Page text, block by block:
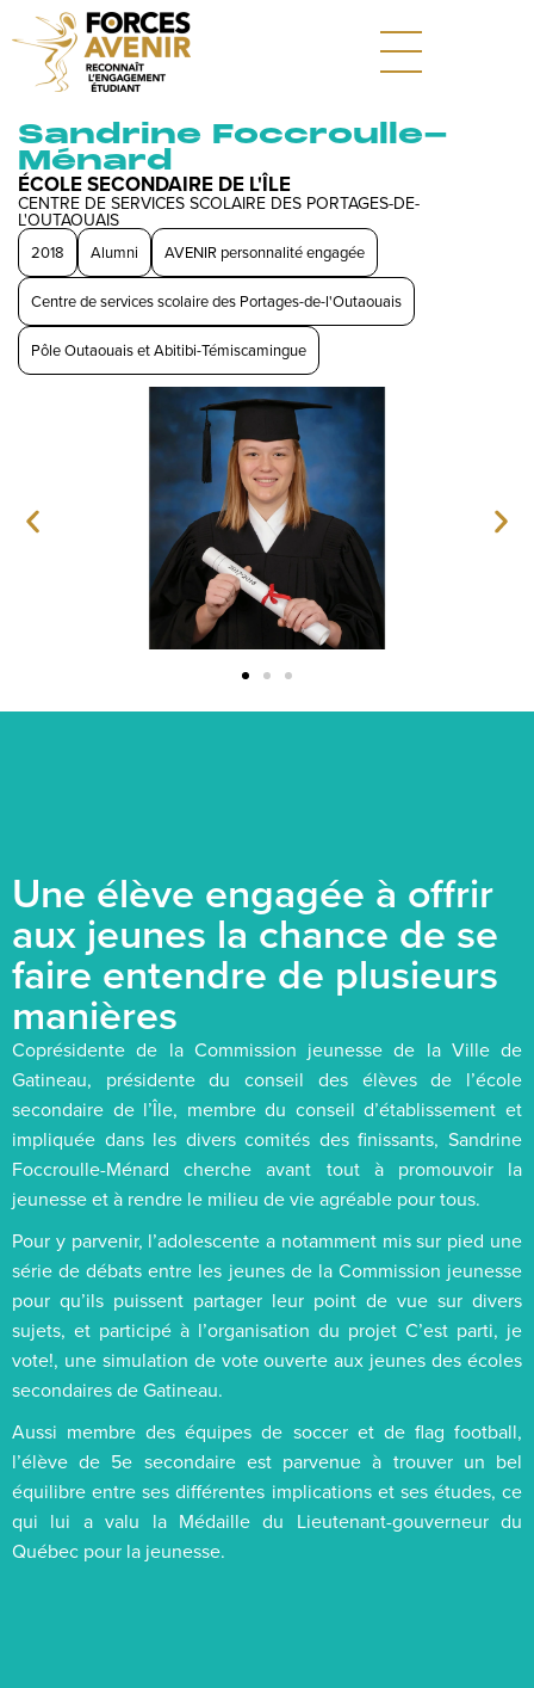
Sandrine Foccroulle-
Ménard
ÉCOLE SECONDAIRE DE L'ÎLE
CENTRE DE SERVICES SCOLAIRE DES PORTAGES-DE-
L'OUTAOUAIS
2018 Alumni AVENIR personnalité engagée
Centre de services scolaire des Portages-de-l'Outaouais
Pôle Outaouais et Abitibi-Témiscamingue
Une élève engagée à offrir
aux jeunes la chance de se
faire entendre de plusieurs
manières
Coprésidente de la Commission jeunesse de la Ville de
Gatineau, présidente du conseil des élèves de l’école
secondaire de l’Île, membre du conseil d’établissement et
impliquée dans les divers comités des finissants, Sandrine
Foccroulle-Ménard cherche avant tout à promouvoir la
jeunesse et à rendre le milieu de vie agréable pour tous.
Pour y parvenir, l’adolescente a notamment mis sur pied une
série de débats entre les jeunes de la Commission jeunesse
pour qu’ils puissent partager leur point de vue sur divers
sujets, et participé à l’organisation du projet C’est parti, je
vote!, une simulation de vote ouverte aux jeunes des écoles
secondaires de Gatineau.
Aussi membre des équipes de soccer et de flag football,
l’élève de 5e secondaire est parvenue à trouver un bel
équilibre entre ses différentes implications et ses études, ce
qui lui a valu la Médaille du Lieutenant-gouverneur du
Québec pour la jeunesse.